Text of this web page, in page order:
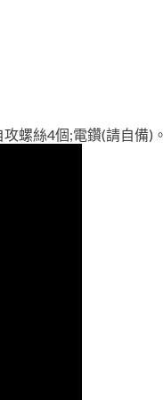
螺絲4個;電鑽(請自備)